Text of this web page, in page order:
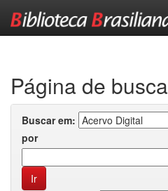
Página de busca
Buscar em:
por